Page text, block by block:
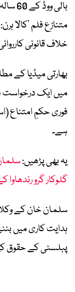
بالی
متنازع فلم ‘کالا
خلاف قانونی
بھارتی میڈیا کے
میں ایک درخواست
فوری حکمِ امتناع
ہے۔
یہ بھی پڑھیں:
گلوکار گرو
سلمان خان کے
ہدایت کاری میں
پبلسٹی کے حقوق